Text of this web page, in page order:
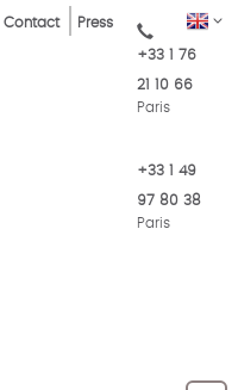
EN
Contact Press
+33 1 76
21 10 66
Paris
+33 1 49
97 80 38
Paris